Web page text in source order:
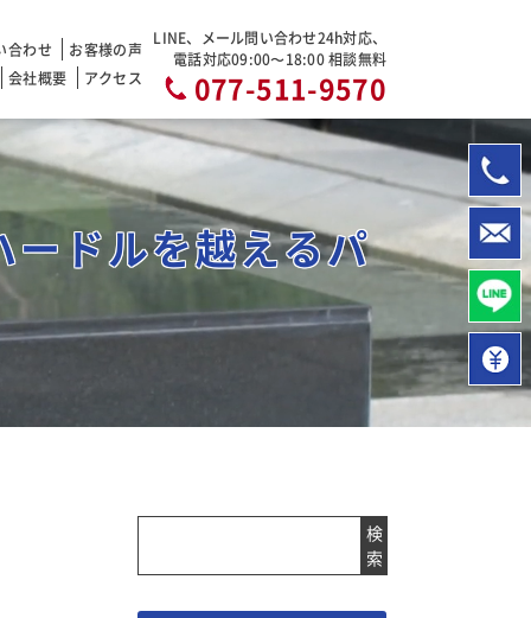
合わせ
お客様の声
会社概要 アクセス
LINE、メール問い合わせ24h対応、
電話対応09:00〜18:00 相談無料
077-511-9570
ードルを越えるパ
検
索